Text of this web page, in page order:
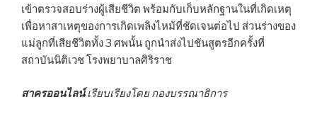
เข้าตรวจสอบร่างผู้เสียชีวิต พร้อมกับเก็บหลักฐานในที่เกิดเหตุ
เพื่อหาสาเหตุของการเกิดเพลิงไหม้ที่ชัดเจนต่อไป ส่วนร่างของ
แม่ลูกที่เสียชีวิตทั้ง 3 ศพนั้น ถูกนำส่งไปชันสูตรอีกครั้งที่
สถาบันนิติเวช โรงพยาบาลศิริราช
สาครออนไลน์เรียบเรียงโดย กองบรรณาธิการ